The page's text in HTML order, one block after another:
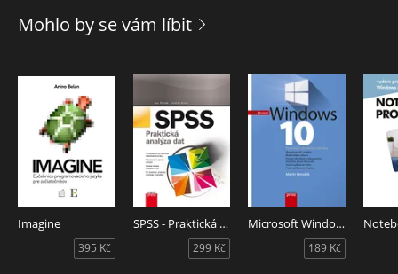
Mohlo by se vám líbit
Imagine
395 Kč
SPSS - Praktická analýza dat
299 Kč
Microsoft Windows 10
189 Kč